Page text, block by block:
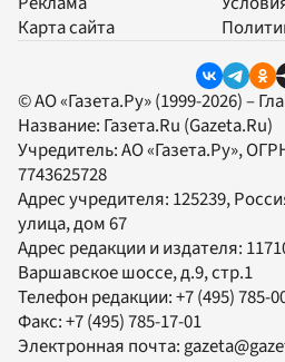
Карта сайта
© АО «Газета.Ру» (1999-2026) –
Название: Газета.Ru (Gazeta.Ru)
Учредитель:АО «Газета.Ру»,
7743625728
Адрес учредителя: 125239,
улица, дом 67
Адрес редакции и издателя:
Варшавское шоссе, д.9, стр.1
Телефон редакции:+7 (495) 785-
Факс:+7 (495) 785-17-01
Электронная почта: